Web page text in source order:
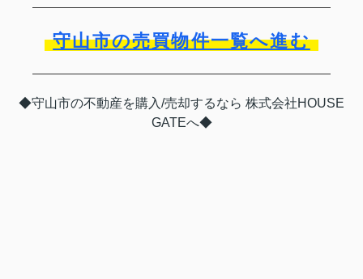
守山市の売買物件一覧へ進む
◆守山市の不動産を購入/売却するなら 株式会社HOUSE
GATEへ◆